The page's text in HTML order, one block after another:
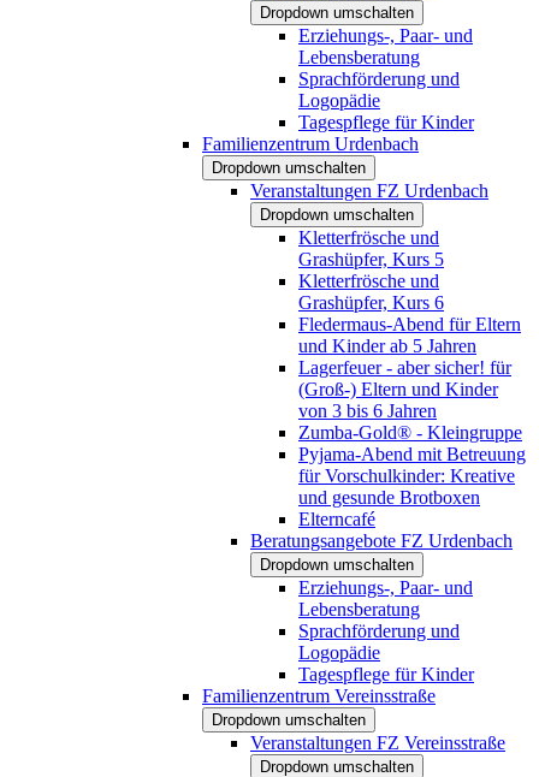
Dropdown umschalten
Erziehungs-, Paar- und
Lebensberatung
Sprachförderung und
Logopädie
Tagespflege für Kinder
Familienzentrum Urdenbach
Dropdown umschalten
Veranstaltungen FZ Urdenbach
Dropdown umschalten
Kletterfrösche und
Grashüpfer, Kurs 5
Kletterfrösche und
Grashüpfer, Kurs 6
Fledermaus-Abend für Eltern
und Kinder ab 5 Jahren
Lagerfeuer - aber sicher! für
(Groß-) Eltern und Kinder
von 3 bis 6 Jahren
Zumba-Gold® - Kleingruppe
Pyjama-Abend mit Betreuung
für Vorschulkinder: Kreative
und gesunde Brotboxen
Elterncafé
Beratungsangebote FZ Urdenbach
Dropdown umschalten
Erziehungs-, Paar- und
Lebensberatung
Sprachförderung und
Logopädie
Tagespflege für Kinder
Familienzentrum Vereinsstraße
Dropdown umschalten
Veranstaltungen FZ Vereinsstraße
Dropdown umschalten